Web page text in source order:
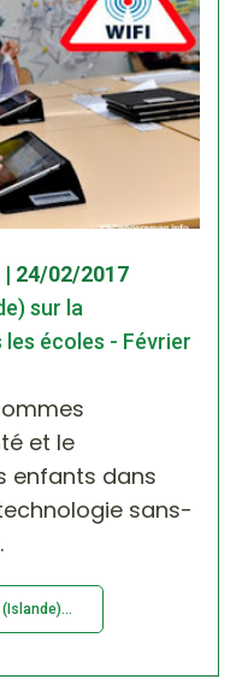
24/02/2017
sur la
écoles - Février
et le
enfants dans
sans-